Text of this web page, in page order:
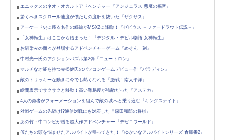
エニックスのネオ・オカルトアドベンチャー『アンジェラス 悪魔の福音』
驚くべきスクロール速度が僕たちの度肝を抜いた『ザクサス』
アーケード史に残る名作の続編がMSX2に降臨！『ゼビウス ～ファードラウト伝説～』
「女神転生」はここから始まった！『デジタル・デビル物語 女神転生』
お馴染みの面々が登場するアドベンチャーゲーム『めぞん一刻』
中村光一氏のアクションパズル第2弾『ニュートロン』
マルチな才能を持つ赤松健氏のパソコンゲームデビュー作『パラディン』
敵のトリッキーな動きに今でも熱くなれる『激戦！南太平洋』
瞬間表示でサクサクと移動！高い難易度が強敵だった『アステカ』
4人の勇者がフォーメーションを組んで敵の城へと乗り込む『キングスナイト』
対戦ゲームの先駆け!?通信対戦にも対応した『森田和郎の将棋』
あの竹・中コンビが贈る超大作アドベンチャー『デゼニワールド』
僕たちの頭を悩ませたアルバイトが帰ってきた！『ゆかいなアルバイトシリーズ 倉庫番2』